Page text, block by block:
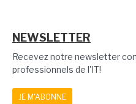
NEWSLETTER
Recevez notre newsletter
professionnels de l'IT!
JE M'ABONNE